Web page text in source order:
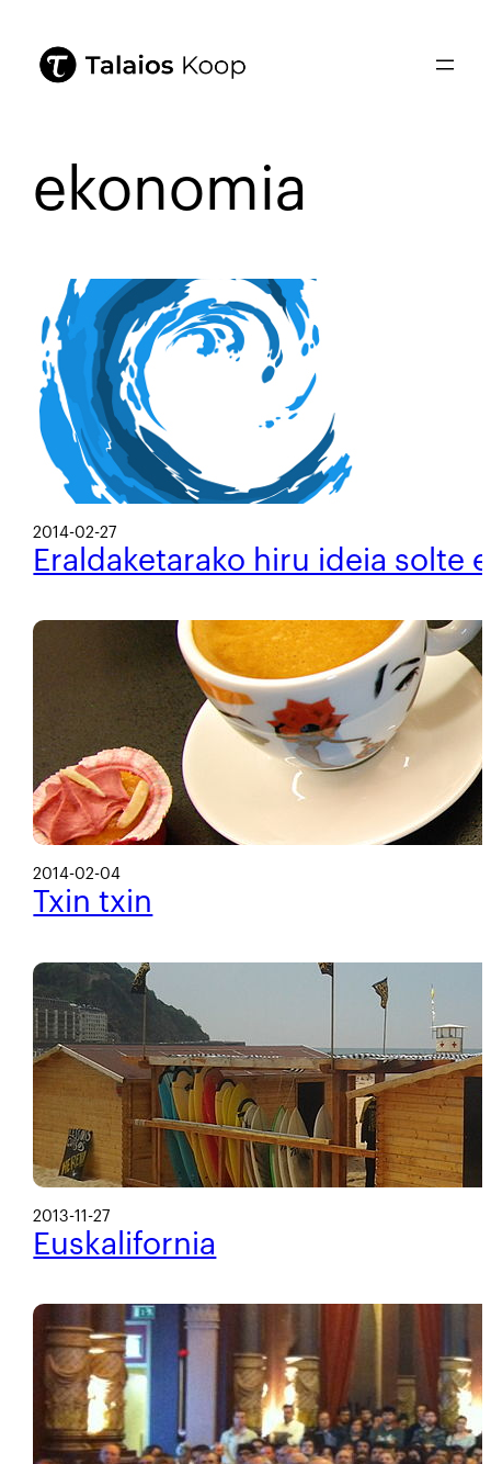
ekonomia
2014-02-27
Eraldaketarako hiru ideia solte
2014-02-04
Txin txin
2013-11-27
Euskalifornia